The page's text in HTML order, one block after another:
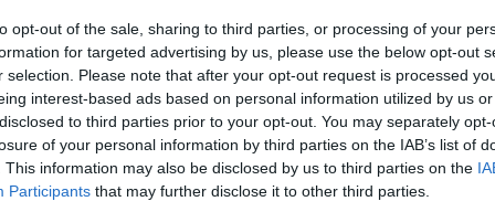
opt-out of the sale, sharing to third parties, or processing of your
for targeted advertising by us, please use the below opt-out
selection. Please note that after your opt-out request is processed
interest-based ads based on personal information utilized by us
to third parties prior to your opt-out. You may separately
of your personal information by third parties on the IAB’s list of
This information may also be disclosed by us to third parties on the
Participants that may further disclose it to other third parties.
a
háza táján!
ki, hogyEddie
Edmondskét héttel ezelőtti, Bora Bora szigetén
valójában nem is volt hivatalos. Törvényesen nem
arra az USA-ban került volna sor - talán ez a
most intézhetnék újra a papírokat...
rövidúton véget vetett a szerelemnek! Már
16:12
A
14:02